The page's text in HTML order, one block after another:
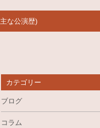
な公演歴)
カテゴリー
ブログ
コラム